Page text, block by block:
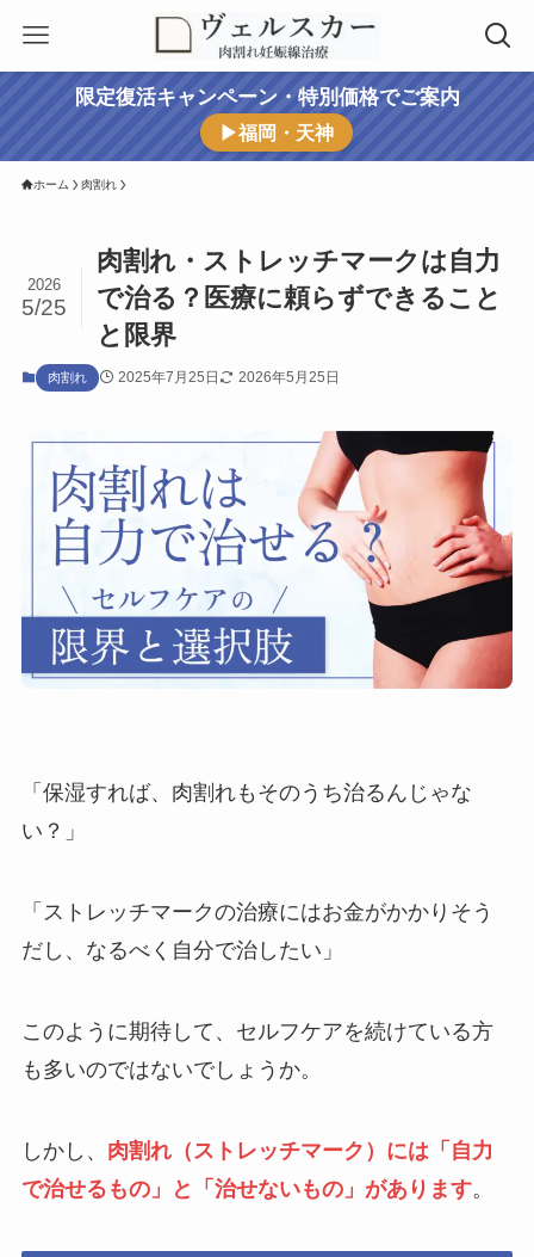
限定復活キャンペーン・特別価格でご案内
▶福岡・天神
ホーム 肉割れ
肉割れ・ストレッチマークは自力
で治る？医療に頼らずできること
と限界
2026
5/25
肉割れ 2025年7月25日 2026年5月25日
「保湿すれば、肉割れもそのうち治るんじゃな
い？」
「ストレッチマークの治療にはお金がかかりそう
だし、なるべく自分で治したい」
このように期待して、セルフケアを続けている方
も多いのではないでしょうか。
しかし、 肉割れ（ストレッチマーク）には「自力
で治せるもの」と「治せないもの」があります。